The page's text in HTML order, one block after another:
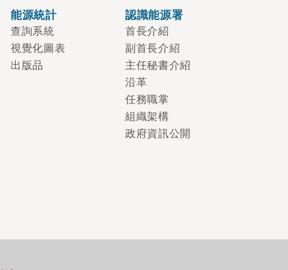
能源統計
查詢系統
視覺化圖表
出版品
認識能源署
首長介紹
副首長介紹
主任秘書介紹
沿革
任務職掌
組織架構
政府資訊公開